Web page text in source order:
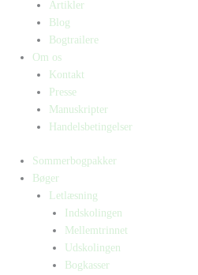
Artikler
Blog
Bogtrailere
Om os
Kontakt
Presse
Manuskripter
Handelsbetingelser
Sommerbogpakker
Bøger
Letlæsning
Indskolingen
Mellemtrinnet
Udskolingen
Bogkasser